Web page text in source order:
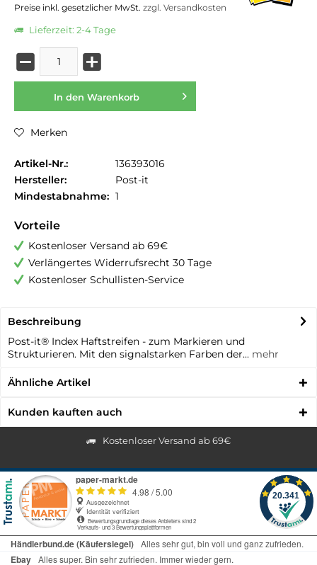
Preise inkl. gesetzlicher MwSt. zzgl. Versandkosten
Lieferzeit: 2-4 Tage
In den Warenkorb
Merken
Artikel-Nr.:
136393016
Hersteller:
Post-it
Mindestabnahme: 1
Vorteile
Kostenloser Versand ab 69€
Verlängertes Widerrufsrecht 30 Tage
Kostenloser Schullisten-Service
Beschreibung
Post-it® Index Haftstreifen - zum Markieren und
Strukturieren. Mit den signalstarken Farben der... mehr
Ähnliche Artikel
Kunden kauften auch
Kostenloser Versand ab 69€